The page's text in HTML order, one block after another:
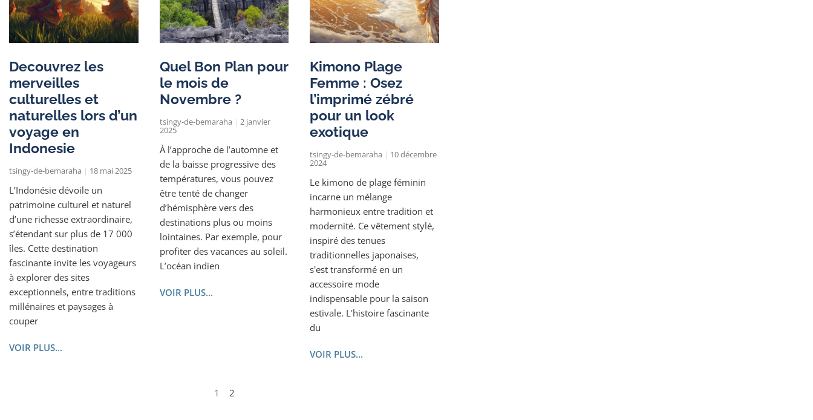
Decouvrez les
merveilles
culturelles et
naturelles lors d’un
voyage en
Indonesie
tsingy-de-bemaraha 18 mai 2025
L’Indonésie dévoile un
patrimoine culturel et naturel
d’une richesse extraordinaire,
s’étendant sur plus de 17 000
îles. Cette destination
fascinante invite les voyageurs
à explorer des sites
exceptionnels, entre traditions
millénaires et paysages à
couper
VOIR PLUS...
Quel Bon Plan pour
le mois de
Novembre ?
tsingy-de-bemaraha 2 janvier
2025
À l’approche de l’automne et
de la baisse progressive des
températures, vous pouvez
être tenté de changer
d’hémisphère vers des
destinations plus ou moins
lointaines. Par exemple, pour
profiter des vacances au soleil.
L’océan indien
VOIR PLUS...
Kimono Plage
Femme : Osez
l’imprimé zébré
pour un look
exotique
tsingy-de-bemaraha 10 décembre
2024
Le kimono de plage féminin
incarne un mélange
harmonieux entre tradition et
modernité. Ce vêtement stylé,
inspiré des tenues
traditionnelles japonaises,
s'est transformé en un
accessoire mode
indispensable pour la saison
estivale. L'histoire fascinante
du
VOIR PLUS...
1 2